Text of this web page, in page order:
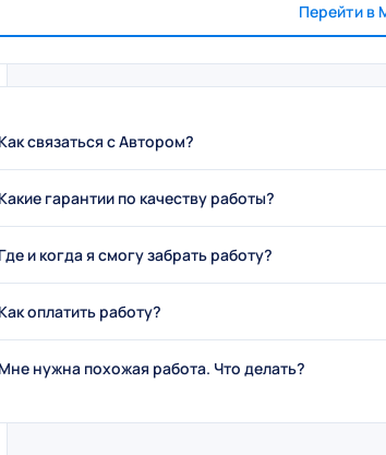
Перейти в
связаться с Автором?
гарантии по качеству работы?
и когда я смогу забрать работу?
оплатить работу?
нужна похожая работа. Что делать?